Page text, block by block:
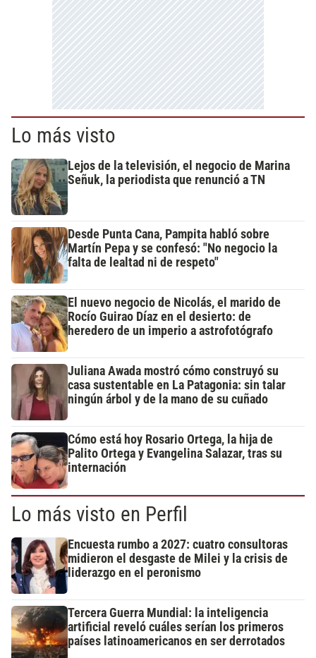
Lo más visto
Lejos de la televisión, el negocio de Marina
Señuk, la periodista que renunció a TN
Desde Punta Cana, Pampita habló sobre
Martín Pepa y se confesó: "No negocio la
falta de lealtad ni de respeto"
El nuevo negocio de Nicolás, el marido de
Rocío Guirao Díaz en el desierto: de
heredero de un imperio a astrofotógrafo
Juliana Awada mostró cómo construyó su
casa sustentable en La Patagonia: sin talar
ningún árbol y de la mano de su cuñado
Cómo está hoy Rosario Ortega, la hija de
Palito Ortega y Evangelina Salazar, tras su
internación
Lo más visto en Perfil
Encuesta rumbo a 2027: cuatro consultoras
midieron el desgaste de Milei y la crisis de
liderazgo en el peronismo
Tercera Guerra Mundial: la inteligencia
artificial reveló cuáles serían los primeros
países latinoamericanos en ser derrotados